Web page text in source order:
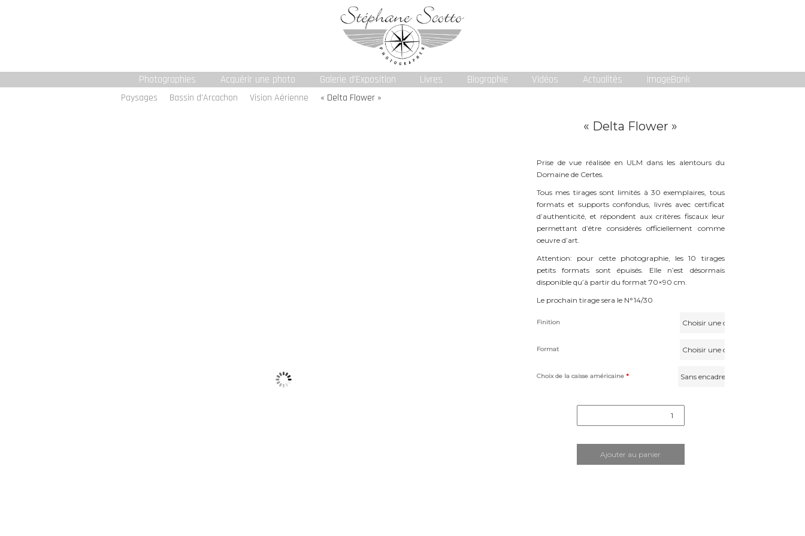
Photographies Acquérir une photo Galerie d’Exposition Livres Biographie Vidéos Actualités ImageBank
Paysages Bassin d'Arcachon Vision Aérienne « Delta Flower »
« Delta Flower »
Prise de vue réalisée en ULM dans les alentours du
Domaine de Certes.
Tous mes tirages sont limités à 30 exemplaires, tous
formats et supports confondus, livrés avec certificat
d’authenticité, et répondent aux critères fiscaux leur
permettant d’être considérés officiellement comme
oeuvre d’art.
Attention: pour cette photographie, les 10 tirages
petits formats sont épuisés. Elle n’est désormais
disponible qu’à partir du format 70×90 cm.
Le prochain tirage sera le N°14/30
Finition
Format
Choix de la caisse américaine *
quantité
Ajouter au panier